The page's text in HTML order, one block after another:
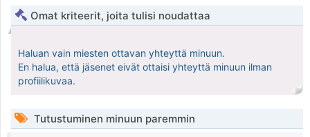
Omat kriteerit, joita tulisi noudattaa
Haluan vain miesten ottavan yhteyttä minuun.
En halua, että jäsenet eivät ottaisi yhteyttä minuun ilman
profiilikuvaa.
Tutustuminen minuun paremmin